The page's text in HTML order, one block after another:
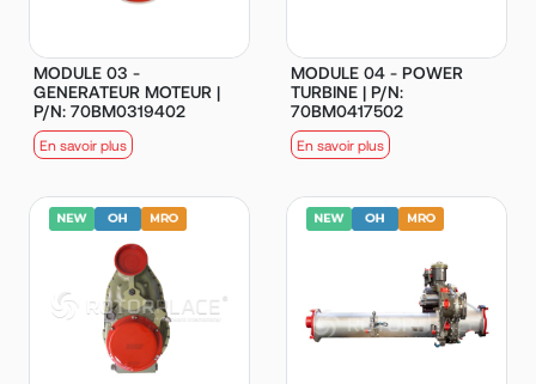
MODULE 03 -
GENERATEUR MOTEUR |
P/N: 70BM0319402
En savoir plus
MODULE 04 - POWER
TURBINE | P/N:
70BM0417502
En savoir plus